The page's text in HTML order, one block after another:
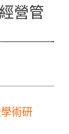
營管
術研